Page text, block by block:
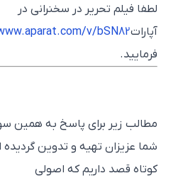
لطفا فیلم تحریر در سخنرانی در
آپاراتwww.aparat.com/v/bSN82
فرمایید.
مطالب زیر برای پاسخ به همین سوالات
شما عزیزان تهیه و تدوین گردیده
کوتاه قصد داریم که اصولی